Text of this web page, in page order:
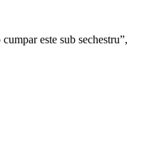
este sub sechestru”,